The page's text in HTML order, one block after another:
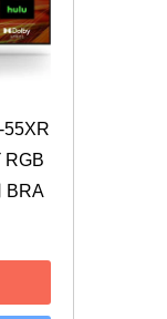
55XR
RGB
BRA